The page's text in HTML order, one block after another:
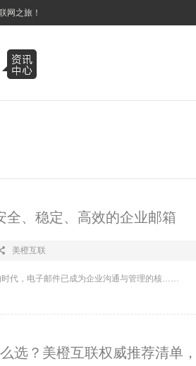
网之旅！
全、稳定、高效的企业邮箱
美橙互联
时代，电子邮件已成为企业沟通与管理的核……
选？美橙互联权威推荐清单